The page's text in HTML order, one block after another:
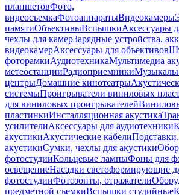
планшетовФото,
видеосъемкаФотоаппаратыВидеокамеры
памятиОбъективыВспышкиАксессуары
чехлы для камерЗарядные устройства,
видеокамерАксессуары для объективов
фоторамкиАудиотехникаМультимедиа
метеостанцииРадиоприемники
центрыДомашние кинотеатры
системыПроигрыватели виниловых
для виниловых проигрывателей
пластинкиИнсталляционная акустика
усилителиАксессуары для аудиотехники
акустикиАкустические кабели
акустикиСумки, чехлы для акустики
фотостудииКольцевые лампыФоны для
освещениеНасадки светоформирующие
фотостудииФотозонты, отражатели
предметной съемкиВспышки студийные